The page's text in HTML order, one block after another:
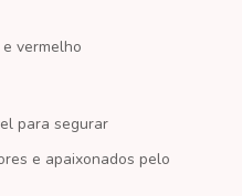
vermelho
para segurar
e apaixonados pelo